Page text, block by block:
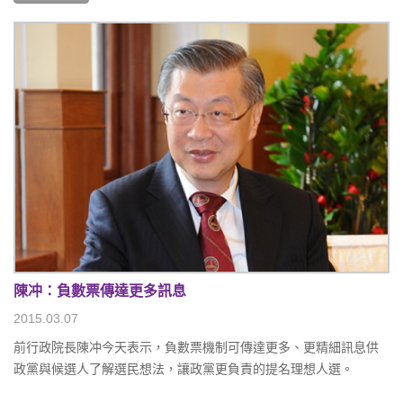
陳冲：負數票傳達更多訊息
2015.03.07
前行政院長陳冲今天表示，負數票機制可傳達更多、更精細訊息供
政黨與候選人了解選民想法，讓政黨更負責的提名理想人選。